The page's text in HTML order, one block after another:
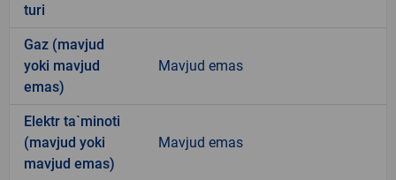
turi
Gaz (mavjud
yoki mavjud
emas)
Mavjud emas
Elektr ta`minoti
(mavjud yoki
mavjud emas)
Mavjud emas